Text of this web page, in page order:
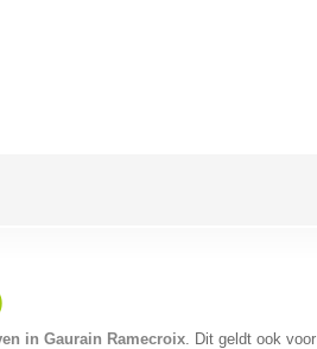
in Gaurain Ramecroix. Dit geldt ook voor